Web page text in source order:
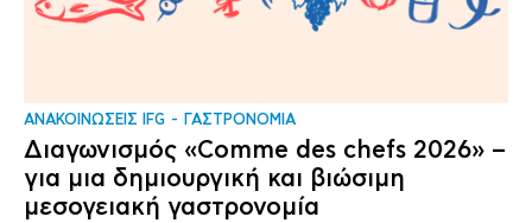
ΑΝΑΚΟΙΝΩΣΕΙΣ IFG ΓΑΣΤΡΟΝΟΜΙΑ
Διαγωνισμός «Comme des chefs 2026» –
για μια δημιουργική και βιώσιμη
μεσογειακή γαστρονομία